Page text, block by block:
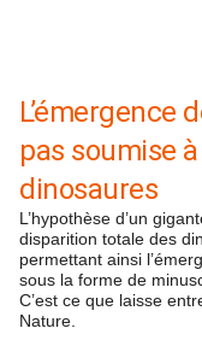
L’émergence
pas soumise
dinosaures
L’hypothèse d’un
disparition totale des
permettant ainsi
sous la forme de
C’est ce que laisse
Nature.